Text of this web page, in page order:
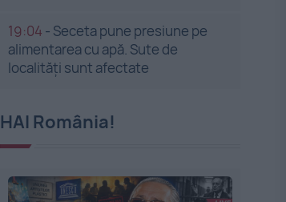
19:04 - Seceta pune presiune pe
alimentarea cu apă. Sute de
localități sunt afectate
HAI România!